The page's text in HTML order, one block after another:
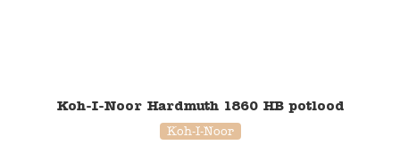
Koh-I-Noor Hardmuth 1860 HB potlood
Koh-I-Noor